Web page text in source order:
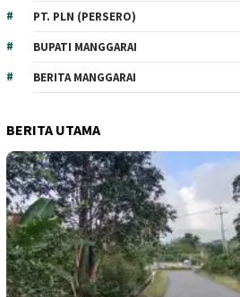
PT. PLN (PERSERO)
BUPATI MANGGARAI
BERITA MANGGARAI
BERITA UTAMA